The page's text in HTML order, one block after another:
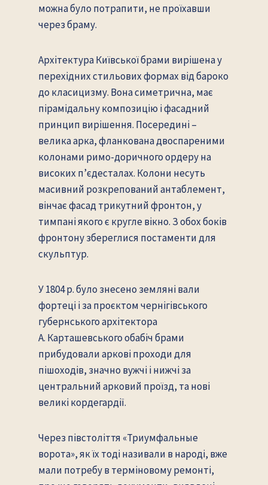
можна було потрапити, не проїхавши
через браму.
Архітектура Київської брами вирішена у
перехідних стильових формах від бароко
до класицизму. Вона симетрична, має
пірамідальну композицію і фасадний
принцип вирішення. Посередині –
велика арка, фланкована двоспареними
колонами римо-доричного ордеру на
високих п’єдесталах. Колони несуть
масивний розкрепований антаблемент,
вінчає фасад трикутний фронтон, у
тимпані якого є кругле вікно. З обох боків
фронтону збереглися постаменти для
скульптур.
У 1804 р. було знесено земляні вали
фортеці і за проєктом чернігівського
губернського архітектора
А. Карташевського обабіч брами
прибудовали аркові проходи для
пішоходів, значно вужчі і нижчі за
центральний арковий проїзд, та нові
великі кордегардії.
Через півстоліття «Триумфальные
ворота», як їх тоді називали в народі, вже
мали потребу в терміновому ремонті,